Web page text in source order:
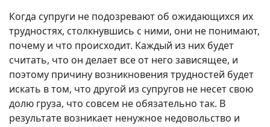
Когда супруги не подозревают об ожидающихся их
трудностях, столкнувшись с ними, они не понимают,
почему и что происходит. Каждый из них будет
считать, что он делает все от него зависящее, и
поэтому причину возникновения трудностей будет
искать в том, что другой из супругов не несет свою
долю груза, что совсем не обязательно так. В
результате возникает ненужное недовольство и